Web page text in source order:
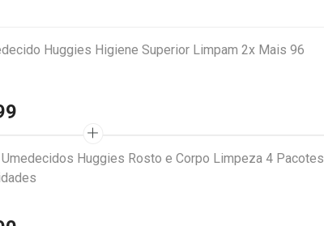
Huggies Higiene Superior Limpam 2x Mais 96
Huggies Rosto e Corpo Limpeza 4 Pacotes